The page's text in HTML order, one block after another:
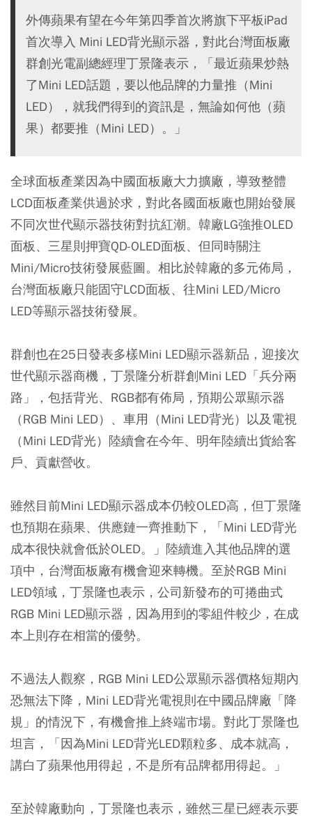
外傳蘋果有望在今年第四季首次將旗下平板iPad
首次導入 Mini LED背光顯示器，對此台灣面板廠
群創光電副總經理丁景隆表示，「最近蘋果炒熱
了Mini LED話題，要以他品牌的力量推（Mini
LED），就我們得到的資訊是，無論如何他（蘋
果）都要推（Mini LED）。」
全球面板產業因為中國面板廠大力擴廠，導致整體
LCD面板產業供過於求，對此各國面板廠也開始發展
不同次世代顯示器技術對抗紅潮。韓廠LG強推OLED
面板、三星則押寶QD-OLED面板、但同時關注
Mini/Micro技術發展藍圖。相比於韓廠的多元佈局，
台灣面板廠只能固守LCD面板、往Mini LED/Micro
LED等顯示器技術發展。
群創也在25日發表多樣Mini LED顯示器新品，迎接次
世代顯示器商機，丁景隆分析群創Mini LED「兵分兩
路」，包括背光、RGB都有佈局，預期公眾顯示器
（RGB Mini LED）、車用（Mini LED背光）以及電視
（Mini LED背光）陸續會在今年、明年陸續出貨給客
戶、貢獻營收。
雖然目前Mini LED顯示器成本仍較OLED高，但丁景隆
也預期在蘋果、供應鏈一齊推動下，「Mini LED背光
成本很快就會低於OLED。」陸續進入其他品牌的選
項中，台灣面板廠有機會迎來轉機。至於RGB Mini
LED領域，丁景隆也表示，公司新發布的可捲曲式
RGB Mini LED顯示器，因為用到的零組件較少，在成
本上則存在相當的優勢。
不過法人觀察，RGB Mini LED公眾顯示器價格短期內
恐無法下降，Mini LED背光電視則在中國品牌廠「降
規」的情況下，有機會推上終端市場。對此丁景隆也
坦言，「因為Mini LED背光LED顆粒多、成本就高，
講白了蘋果他用得起，不是所有品牌都用得起。」
至於韓廠動向，丁景隆也表示，雖然三星已經表示要